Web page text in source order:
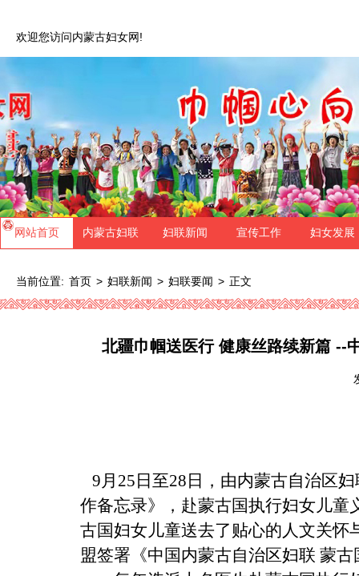
欢迎您访问内蒙古妇女网!
网站首页 内蒙古妇联 妇联新闻 宣传工作 妇女发展
当前位置: 首页 > 妇联新闻 > 妇联要闻 > 正文
北疆巾帼送医行 健康丝路续新篇 --
9月25日至28日，由内蒙古自治区
作备忘录》，赴蒙古国执行妇女儿童
古国妇女儿童送去了贴心的人文关怀
盟签署《中国内蒙古自治区妇联 蒙古